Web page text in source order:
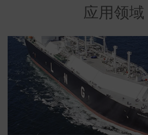
应用领域